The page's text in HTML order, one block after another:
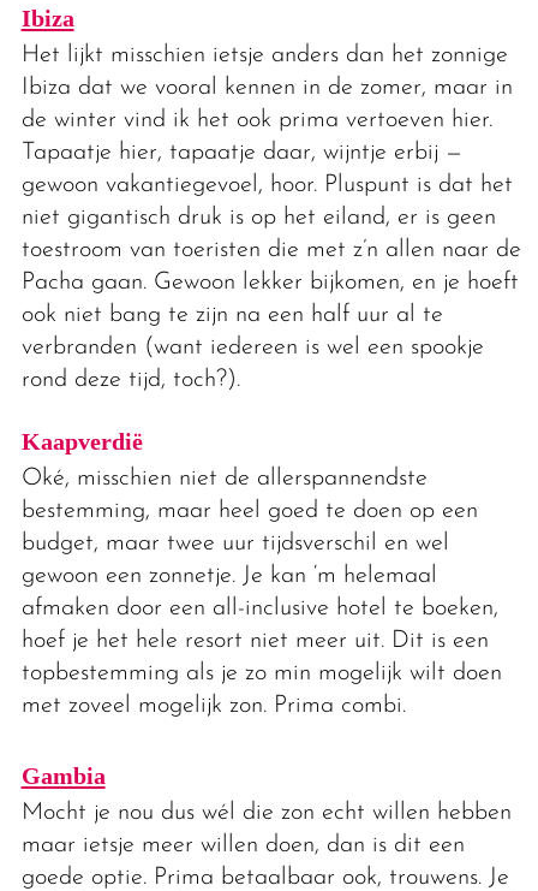
Ibiza
Het lijkt misschien ietsje anders dan het zonnige
Ibiza dat we vooral kennen in de zomer, maar in
de winter vind ik het ook prima vertoeven hier.
Tapaatje hier, tapaatje daar, wijntje erbij —
gewoon vakantiegevoel, hoor. Pluspunt is dat het
niet gigantisch druk is op het eiland, er is geen
toestroom van toeristen die met z’n allen naar de
Pacha gaan. Gewoon lekker bijkomen, en je hoeft
ook niet bang te zijn na een half uur al te
verbranden (want iedereen is wel een spookje
rond deze tijd, toch?).
Kaapverdië
Oké, misschien niet de allerspannendste
bestemming, maar heel goed te doen op een
budget, maar twee uur tijdsverschil en wel
gewoon een zonnetje. Je kan ‘m helemaal
afmaken door een all-inclusive hotel te boeken,
hoef je het hele resort niet meer uit. Dit is een
topbestemming als je zo min mogelijk wilt doen
met zoveel mogelijk zon. Prima combi.
Gambia
Mocht je nou dus wél die zon echt willen hebben
maar ietsje meer willen doen, dan is dit een
goede optie. Prima betaalbaar ook, trouwens. Je